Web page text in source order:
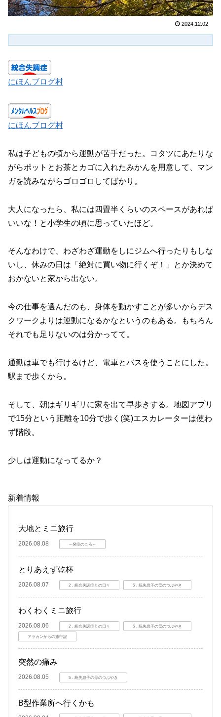
2024.12.02
にほんブログ村
にほんブログ村
私は子どもの頃から運動が苦手だった。コタツにあたりな
がらポットとお茶とカゴに入れたみかんを用意して、マン
ガを読みながらゴロゴロしてばかり。
大人になったら、私には四畳半くらいのスペースがあれば
いいな！と小学生の頃に思っていたほど。
そんなわけで、わざわざ運動をしにジムへ行ったりもしな
いし、休みの日は「絶対に買い物に行くぞ！」とか決めて
おかないと家から出ない。
今の仕事を選んだのも、身体を動かすことが多いからデス
クワークよりは運動になるかなというのもある。もちろん
それでも足りないのは分かってて。
通勤は車でも行けるけど、電車とバスを使うことにした。
駅まで歩くから。
そして、朝はギリギリに家を出て早歩きする。地図アプリ
で15分という距離を10分で歩く(笑)エスカレーターは使わ
ず階段。
少しは運動になってるか？
新着情報
大地とミニ旅行
2026.08.08 ～発症のころ～
とりあえず乾杯
2026.08.07 2．統合失調症との日々 5．統失息子の母のつぶやき
わくわくミニ旅行
2026.08.06 2．統合失調症との日々 5．統失息子の母のつぶやき
アラカンからの旅行記
突然の痛み
2026.08.05 5．統失息子の母のつぶやき
B型作業所へ行くかも